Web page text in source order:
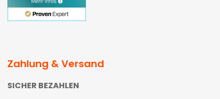
Zahlung & Versand
SICHER BEZAHLEN